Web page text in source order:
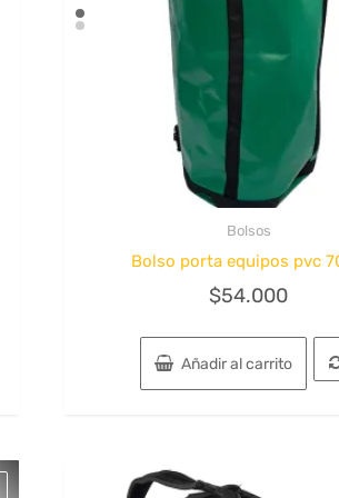
Bolsos
Bolso porta equipos pvc
$54.000
Añadir al carrito